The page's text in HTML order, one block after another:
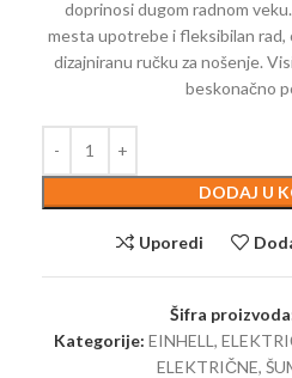
doprinosi dugom radnom
mesta upotrebe i fleksibilan rad,
dizajniranu ručku za nošenje.
beskonačno
DODAJ U
Uporedi
Šifra
Kategorije: EINHELL ,
ELEKTRIČNE,